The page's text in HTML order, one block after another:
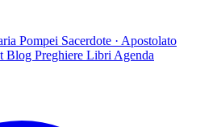
Pompei Sacerdote · Apostolato
Blog Preghiere Libri Agenda